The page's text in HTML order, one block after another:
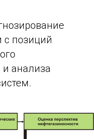
с позиций
анализа